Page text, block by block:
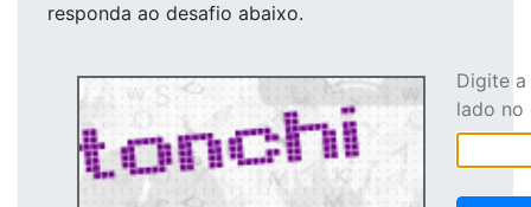
responda ao desafio abaixo.
Digite
lado no